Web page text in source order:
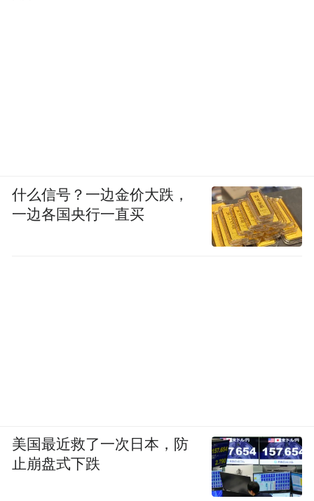
什么信号？一边金价大跌，
一边各国央行一直买
美国最近救了一次日本，防
止崩盘式下跌